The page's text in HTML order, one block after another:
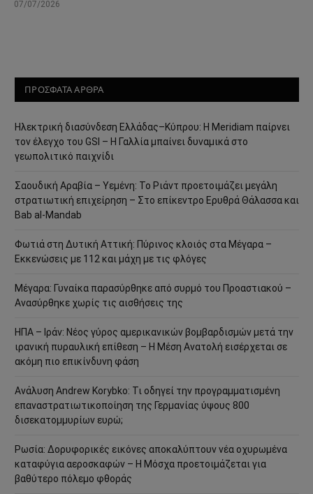
07/07/2026
ΠΡΟΣΦΑΤΑ ΑΡΘΡΑ
Ηλεκτρική διασύνδεση Ελλάδας–Κύπρου: Η Meridiam παίρνει
τον έλεγχο του GSI – Η Γαλλία μπαίνει δυναμικά στο
γεωπολιτικό παιχνίδι
Σαουδική Αραβία – Υεμένη: Το Ριάντ προετοιμάζει μεγάλη
στρατιωτική επιχείρηση – Στο επίκεντρο Ερυθρά Θάλασσα και
Bab al-Mandab
Φωτιά στη Δυτική Αττική: Πύρινος κλοιός στα Μέγαρα –
Εκκενώσεις με 112 και μάχη με τις φλόγες
Μέγαρα: Γυναίκα παρασύρθηκε από συρμό του Προαστιακού –
Ανασύρθηκε χωρίς τις αισθήσεις της
ΗΠΑ – Ιράν: Νέος γύρος αμερικανικών βομβαρδισμών μετά την
ιρανική πυραυλική επίθεση – Η Μέση Ανατολή εισέρχεται σε
ακόμη πιο επικίνδυνη φάση
Ανάλυση Andrew Korybko: Τι οδηγεί την προγραμματισμένη
επαναστρατιωτικοποίηση της Γερμανίας ύψους 800
δισεκατομμυρίων ευρώ;
Ρωσία: Δορυφορικές εικόνες αποκαλύπτουν νέα οχυρωμένα
καταφύγια αεροσκαφών – Η Μόσχα προετοιμάζεται για
βαθύτερο πόλεμο φθοράς